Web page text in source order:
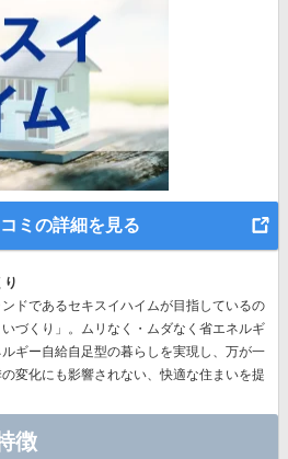
ミの詳細を見る
り
ドであるセキスイハイムが目指しているの
づくり」。 ムリなく・ムダなく省エネルギ
ギー自給自足型の暮らしを実現し、万が一
変化にも影響されない、快適な住まいを提
徴